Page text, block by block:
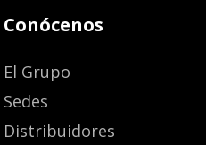
Conócenos
El Grupo
Sedes
Distribuidores